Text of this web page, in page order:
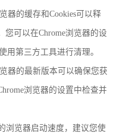
器的缓存和Cookies可以释
可以在Chrome浏览器的设
用第三方工具进行清理。
器的最新版本可以确保您获
浏览器的设置中检查并
浏览器启动速度，建议您使